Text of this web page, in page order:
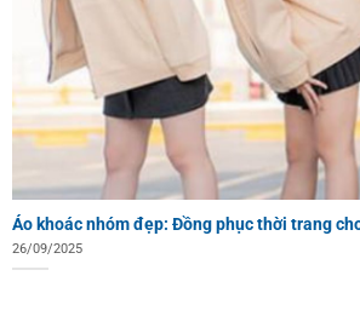
Áo khoác nhóm đẹp: Đồng phục thời trang
26/09/2025